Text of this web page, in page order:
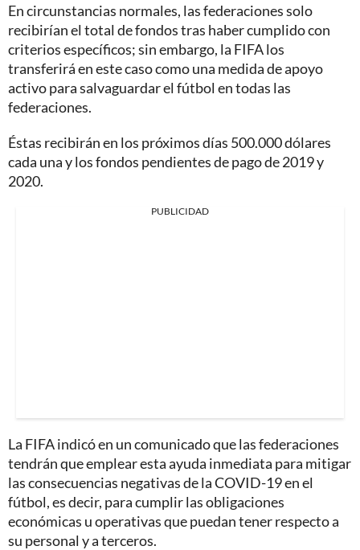
En circunstancias normales, las federaciones solo
recibirían el total de fondos tras haber cumplido con
criterios específicos; sin embargo, la FIFA los
transferirá en este caso como una medida de apoyo
activo para salvaguardar el fútbol en todas las
federaciones.
Éstas recibirán en los próximos días 500.000 dólares
cada una y los fondos pendientes de pago de 2019 y
2020.
PUBLICIDAD
La FIFA indicó en un comunicado que las federaciones
tendrán que emplear esta ayuda inmediata para mitigar
las consecuencias negativas de la COVID-19 en el
fútbol, es decir, para cumplir las obligaciones
económicas u operativas que puedan tener respecto a
su personal y a terceros.